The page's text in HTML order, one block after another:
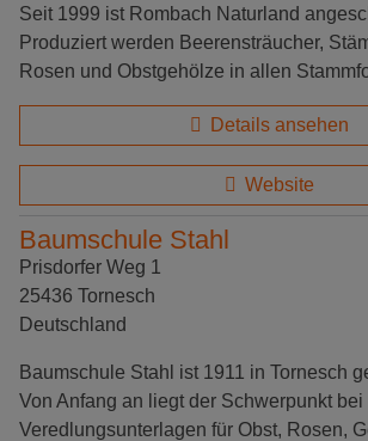
Seit 1999 ist Rombach Naturland
Produziert werden Beerensträucher,
Rosen und Obstgehölze in allen
Details ansehen
Website
Baumschule Stahl
Prisdorfer Weg 1
25436 Tornesch
Deutschland
Baumschule Stahl ist 1911 in Tornesch
Von Anfang an liegt der Schwerpunkt bei
Veredlungsunterlagen für Obst, Rosen,